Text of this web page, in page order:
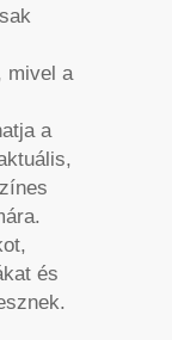
mivel a
a
és